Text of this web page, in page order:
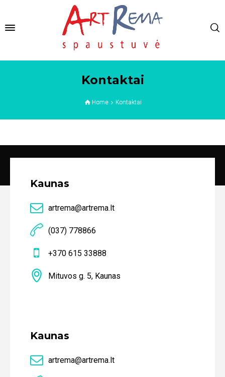
Kontaktai
Home Kontaktai
Kaunas
artrema@artrema.lt
(037) 778866
+370 615 33888
Mituvos g. 5, Kaunas
Kaunas
artrema@artrema.lt